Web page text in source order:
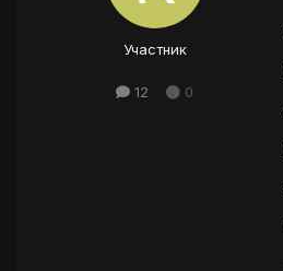
Участник
12 0